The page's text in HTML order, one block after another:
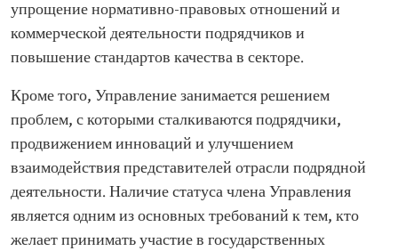
упрощение нормативно-правовых отношений и
коммерческой деятельности подрядчиков и
повышение стандартов качества в секторе.
Кроме того, Управление занимается решением
проблем, с которыми сталкиваются подрядчики,
продвижением инноваций и улучшением
взаимодействия представителей отрасли подрядной
деятельности. Наличие статуса члена Управления
является одним из основных требований к тем, кто
желает принимать участие в государственных